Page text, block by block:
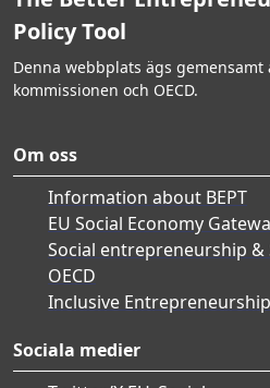
Policy Tool
Denna webbplats ägs gemensamt
kommissionen och OECD.
Om oss
Information about BEPT
EU Social Economy
Social entrepreneurship &
OECD
Inclusive Entrepreneurship
Sociala medier